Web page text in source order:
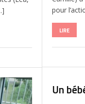
pour
LIRE
Un